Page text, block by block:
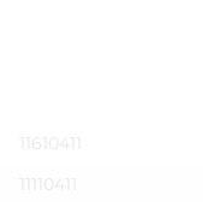
11610411
11110411